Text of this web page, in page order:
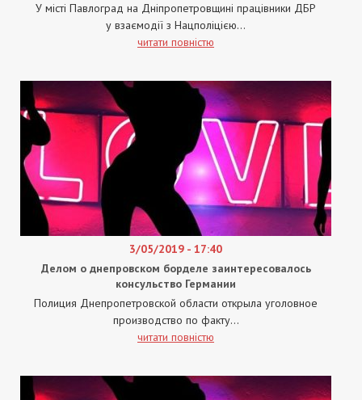
У місті Павлоград на Дніпропетровщині працівники ДБР
у взаємодії з Нацполіцією...
читати повністю
3/05/2019 - 17:40
Делом о днепровском борделе заинтересовалось
консульство Германии
Полиция Днепропетровской области открыла уголовное
производство по факту...
читати повністю